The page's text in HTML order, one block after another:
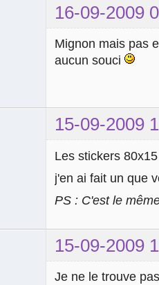
16-09-2009
Mignon mais pas
aucun souci
15-09-2009
Les stickers
j'en ai fait un que
PS : C'est le
15-09-2009
Je ne le trouve